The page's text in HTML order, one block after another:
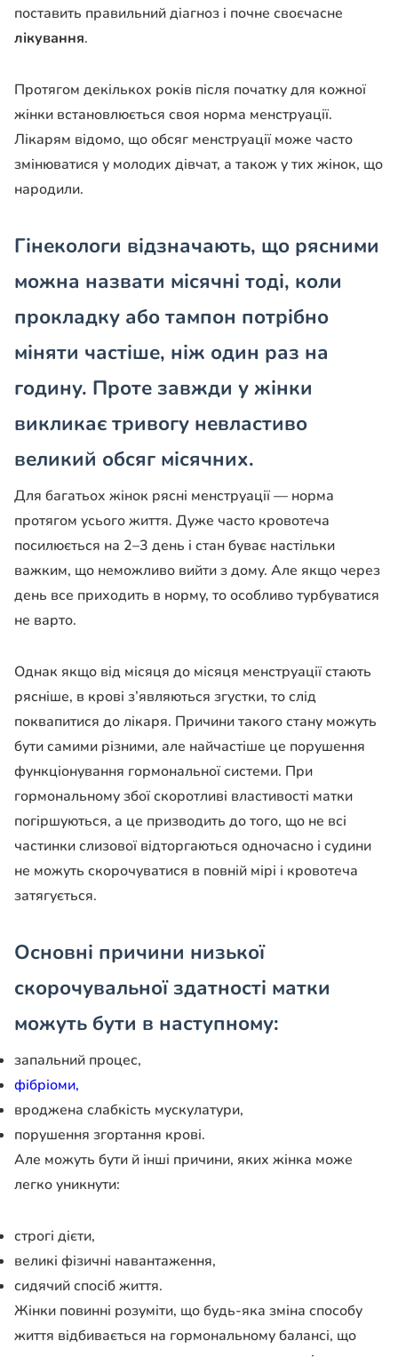
поставить правильний діагноз і почне своєчасне
лікування.
Протягом декількох років після початку для кожної
жінки встановлюється своя норма менструації.
Лікарям відомо, що обсяг менструації може часто
змінюватися у молодих дівчат, а також у тих жінок, що
народили.
Гінекологи відзначають, що рясними
можна назвати місячні тоді, коли
прокладку або тампон потрібно
міняти частіше, ніж один раз на
годину. Проте завжди у жінки
викликає тривогу невластиво
великий обсяг місячних.
Для багатьох жінок рясні менструації — норма
протягом усього життя. Дуже часто кровотеча
посилюється на 2–3 день і стан буває настільки
важким, що неможливо вийти з дому. Але якщо через
день все приходить в норму, то особливо турбуватися
не варто.
Однак якщо від місяця до місяця менструації стають
рясніше, в крові з’являються згустки, то слід
поквапитися до лікаря. Причини такого стану можуть
бути самими різними, але найчастіше це порушення
функціонування гормональної системи. При
гормональному збої скоротливі властивості матки
погіршуються, а це призводить до того, що не всі
частинки слизової відторгаються одночасно і судини
не можуть скорочуватися в повній мірі і кровотеча
затягується.
Основні причини низької
скорочувальної здатності матки
можуть бути в наступному:
запальний процес,
фібріоми,
вроджена слабкість мускулатури,
порушення згортання крові.
Але можуть бути й інші причини, яких жінка може
легко уникнути:
строгі дієти,
великі фізичні навантаження,
сидячий спосіб життя.
Жінки повинні розуміти, що будь-яка зміна способу
життя відбивається на гормональному балансі, що